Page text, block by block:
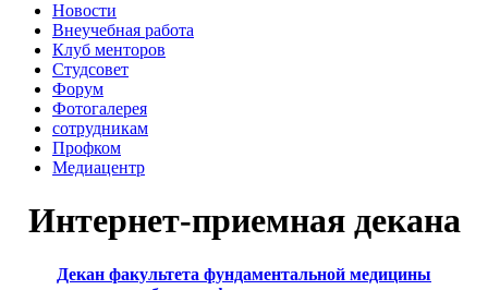
Новости
Внеучебная работа
Клуб менторов
Студсовет
Форум
Фотогалерея
сотрудникам
Профком
Медиацентр
Интернет-приемная декана
Декан факультета фундаментальной медицины